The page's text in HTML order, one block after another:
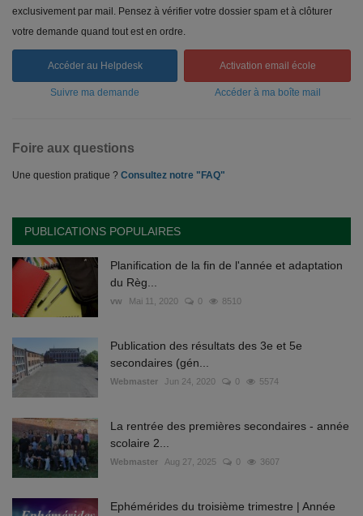
exclusivement par mail. Pensez à vérifier votre dossier spam et à clôturer
votre demande quand tout est en ordre.
Accéder au Helpdesk Activation email école
Suivre ma demande Accéder à ma boîte mail
Foire aux questions
Une question pratique ? Consultez notre "FAQ"
PUBLICATIONS POPULAIRES
Planification de la fin de l'année et adaptation
du Règ...
vw Mai 11, 2020 0 8510
Publication des résultats des 3e et 5e
secondaires (gén...
Webmaster Jun 24, 2020 0 5574
La rentrée des premières secondaires - année
scolaire 2...
Webmaster Aug 27, 2025 0 3607
Ephémérides du troisième trimestre | Année